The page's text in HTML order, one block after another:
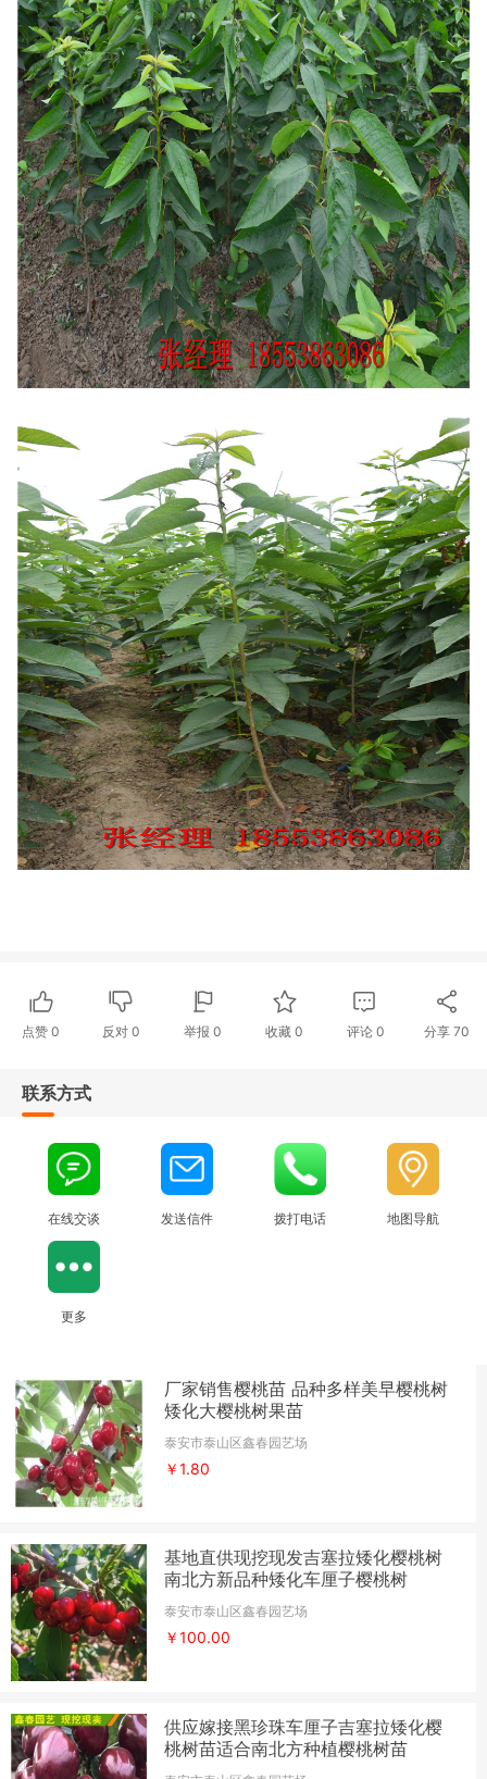
点赞 0 反对0 举报 0 收藏 0 评论 0 分享 70
联系方式
在线交谈 发送信件 拨打电话 地图导航
更多
厂家销售樱桃苗 品种多样美早樱桃树
矮化大樱桃树果苗
泰安市泰山区鑫春园艺场
￥1.80
基地直供现挖现发吉塞拉矮化樱桃树
南北方新品种矮化车厘子樱桃树
泰安市泰山区鑫春园艺场
￥100.00
供应嫁接黑珍珠车厘子吉塞拉矮化樱
桃树苗适合南北方种植樱桃树苗